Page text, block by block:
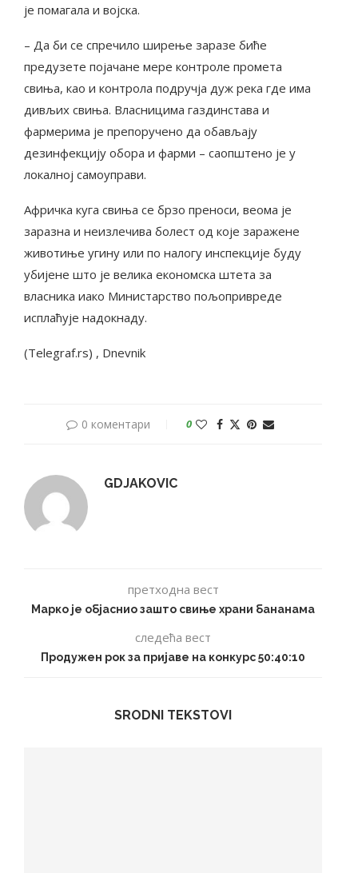
је помагала и војска.
– Да би се спречило ширење заразе биће
предузете појачане мере контроле промета
свиња, као и контрола подручја дуж река где има
дивљих свиња. Власницима газдинстава и
фармерима је препоручено да обављају
дезинфекцију обора и фарми – саопштено је у
локалној самоуправи.
Афричка куга свиња се брзо преноси, веома је
заразна и неизлечива болест од које заражене
животиње угину или по налогу инспекције буду
убијене што је велика економска штета за
власника иако Министарство пољопривреде
исплаћује надокнаду.
(Telegraf.rs) , Dnevnik
0 коментари 0
GDJAKOVIC
претходна вест
Марко је објаснио зашто свиње храни бананама
следећа вест
Продужен рок за пријаве на конкурс 50:40:10
SRODNI TEKSTOVI